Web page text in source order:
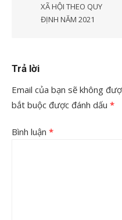
viết
XÃ HỘI THEO QUY
ĐỊNH NĂM 2021
Trả lời
Email của bạn sẽ không
bắt buộc được đánh dấu *
Bình luận *